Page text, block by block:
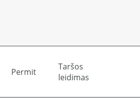
Permit
Taršos
leidimas